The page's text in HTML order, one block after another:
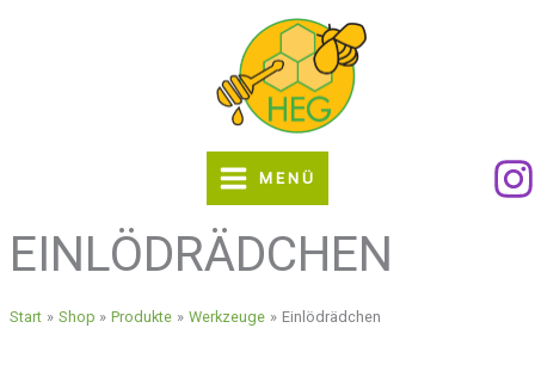
MENÜ
EINLÖDRÄDCHEN
Start Shop Produkte Werkzeuge Einlödrädchen